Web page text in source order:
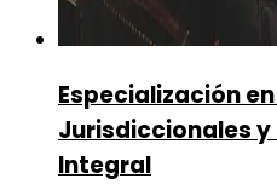
Especialización
Jurisdiccionales
Integral